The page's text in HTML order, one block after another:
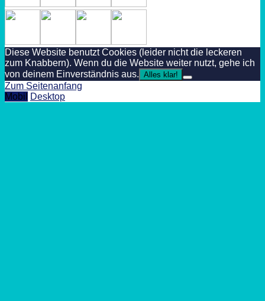
Diese Website benutzt Cookies (leider nicht die leckeren
zum Knabbern). Wenn du die Website weiter nutzt, gehe ich
von deinem Einverständnis aus. Alles klar!
Zum Seitenanfang
Mobil
Desktop